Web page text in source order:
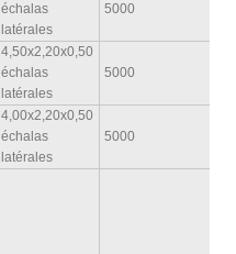
échalas
latérales
5000
4,50x2,20x0,50
échalas
latérales
5000
4,00x2,20x0,50
échalas
latérales
5000